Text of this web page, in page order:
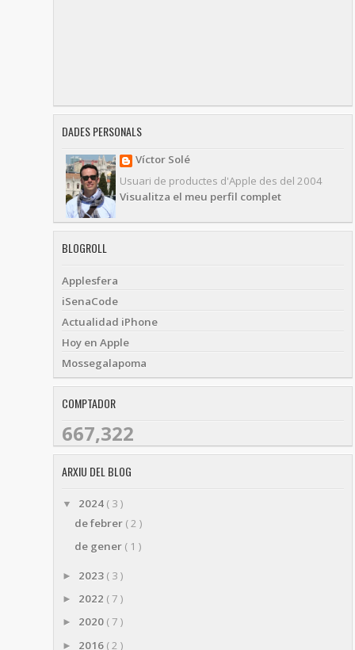
DADES PERSONALS
Víctor Solé
Usuari de productes d'Apple des del 2004
Visualitza el meu perfil complet
BLOGROLL
Applesfera
iSenaCode
Actualidad iPhone
Hoy en Apple
Mossegalapoma
COMPTADOR
667,322
ARXIU DEL BLOG
▼ 2024 ( 3 )
de febrer ( 2 )
de gener ( 1 )
► 2023 ( 3 )
► 2022 ( 7 )
► 2020 ( 7 )
► 2016 ( 2 )